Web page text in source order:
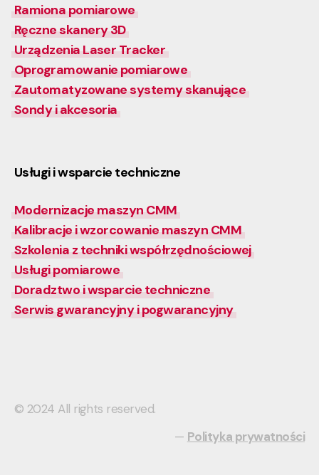
Ramiona pomiarowe
Ręczne skanery 3D
Urządzenia Laser Tracker
Oprogramowanie pomiarowe
Zautomatyzowane systemy skanujące
Sondy i akcesoria
Usługi i wsparcie techniczne
Modernizacje maszyn CMM
Kalibracje i wzorcowanie maszyn CMM
Szkolenia z techniki współrzędnościowej
Usługi pomiarowe
Doradztwo i wsparcie techniczne
Serwis gwarancyjny i pogwarancyjny
© 2024 All rights reserved.
— Polityka prywatności